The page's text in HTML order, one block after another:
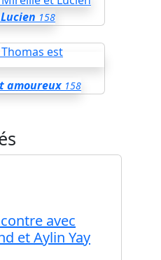
158
amoureux 158
avec
et Aylin Yay